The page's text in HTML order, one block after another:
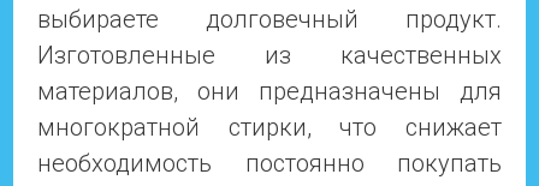
выбираете долговечный продукт.
Изготовленные из качественных
материалов, они предназначены для
многократной стирки, что снижает
необходимость постоянно покупать